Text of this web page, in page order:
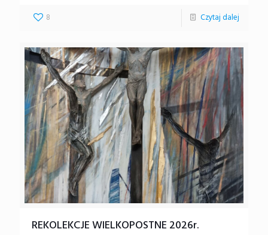
8 Czytaj dalej
REKOLEKCJE WIELKOPOSTNE 2026r.